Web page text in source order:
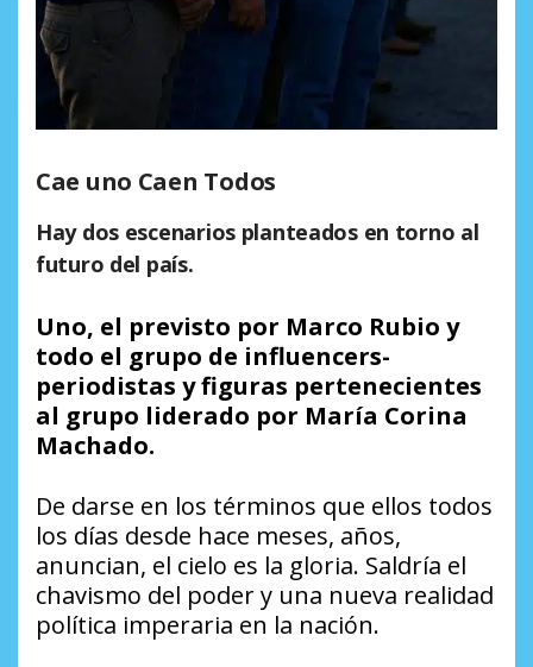
Cae uno Caen Todos
Hay dos escenarios planteados en torno al
futuro del país.
Uno, el previsto por Marco Rubio y
todo el grupo de influencers-
periodistas y figuras pertenecientes
al grupo liderado por María Corina
Machado.
De darse en los términos que ellos todos
los días desde hace meses, años,
anuncian, el cielo es la gloria. Saldría el
chavismo del poder y una nueva realidad
política imperaria en la nación.